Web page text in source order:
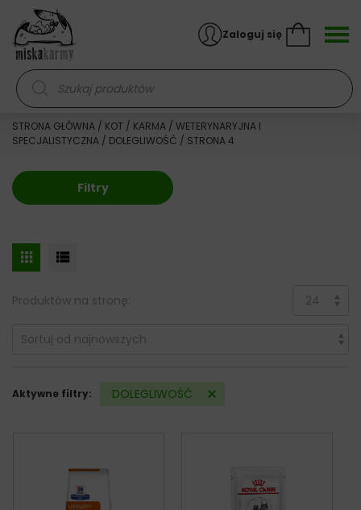
Skocz do treści
Wyszukiwarka produktów
Zaloguj się
STRONA GŁÓWNA / KOT / KARMA / WETERYNARYJNA I
SPECJALISTYCZNA / DOLEGLIWOŚĆ / STRONA 4
Filtry
Produktów na stronę:
Aktywne filtry: DOLEGLIWOŚĆ